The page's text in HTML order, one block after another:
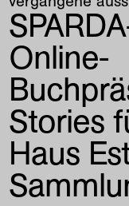
Online-
Stories
Haus